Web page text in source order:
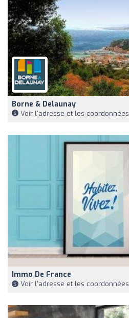
Borne & Delaunay
Voir l'adresse et les coordonnées
Immo De France
Voir l'adresse et les coordonnées